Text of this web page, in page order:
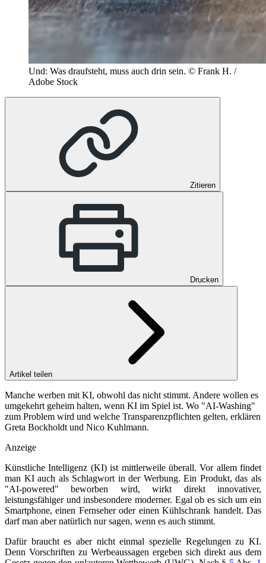
Und: Was draufsteht, muss auch drin sein. © Frank H. /
Adobe Stock
Zitieren
Drucken
Artikel teilen
Manche werben mit KI, obwohl das nicht stimmt. Andere wollen es
umgekehrt geheim halten, wenn KI im Spiel ist. Wo "AI-Washing"
zum Problem wird und welche Transparenzpflichten gelten, erklären
Greta Bockholdt und Nico Kuhlmann.
Anzeige
Künstliche Intelligenz (KI) ist mittlerweile überall. Vor allem findet
man KI auch als Schlagwort in der Werbung. Ein Produkt, das als
"AI-powered" beworben wird, wirkt direkt innovativer,
leistungsfähiger und insbesondere moderner. Egal ob es sich um ein
Smartphone, einen Fernseher oder einen Kühlschrank handelt. Das
darf man aber natürlich nur sagen, wenn es auch stimmt.
Dafür braucht es aber nicht einmal spezielle Regelungen zu KI.
Denn Vorschriften zu Werbeaussagen ergeben sich direkt aus dem